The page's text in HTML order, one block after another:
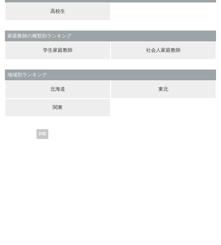
高校生
家庭教師の種類別ランキング
学生家庭教師 社会人家庭教師
地域別ランキング
北海道 東北
関東
PR